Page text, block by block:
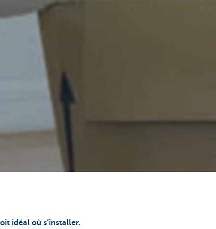
idéal où s’installer.